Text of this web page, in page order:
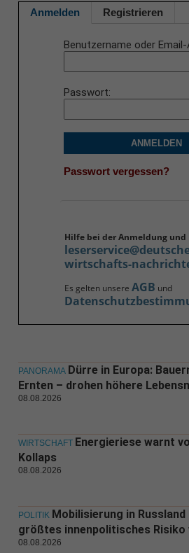
Anmelden Registrieren
Benutzername oder
Passwort
ANMELDEN
Passwort vergessen?
Hilfe bei der Anmeldung und
wirtschafts-
Es gelten unsere AGB und
PANORAMA Dürre in Europa:
Ernten – drohen höhere
08.08.2026
WIRTSCHAFT Energieriese warnt
Kollaps
08.08.2026
POLITIK Mobilisierung in
größtes innenpolitisches Risiko
08.08.2026